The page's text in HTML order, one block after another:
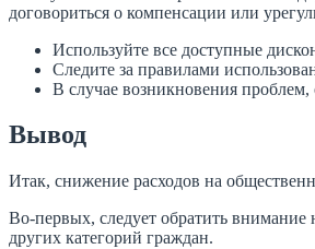
договориться о компенсации или
Используйте все доступные
Следите за правилами
В случае возникновения
Вывод
Итак, снижение расходов на
Во-первых, следует обратить внимание
других категорий граждан.